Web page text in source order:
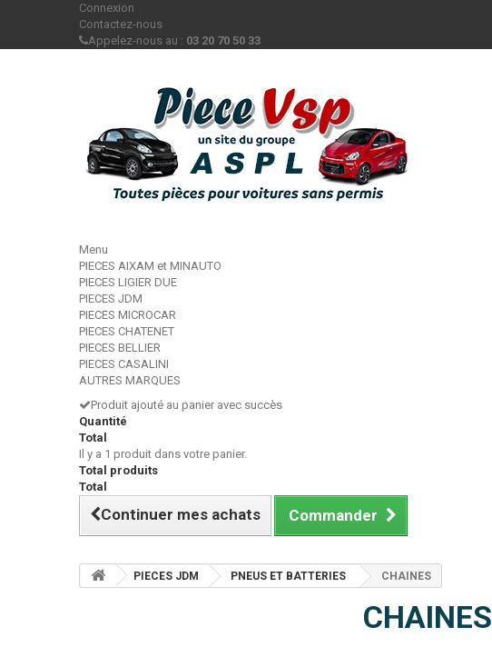
Connexion
Contactez-nous
Appelez-nous au : 03 20 70 50 33
Menu
PIECES AIXAM et MINAUTO
PIECES LIGIER DUE
PIECES JDM
PIECES MICROCAR
PIECES CHATENET
PIECES BELLIER
PIECES CASALINI
AUTRES MARQUES
Produit ajouté au panier avec succès
Quantité
Total
Il y a 1 produit dans votre panier.
Total produits
Total
Continuer mes achats Commander
PIECES JDM PNEUS ET BATTERIES CHAINES
CHAINES